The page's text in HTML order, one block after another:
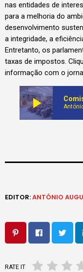
nas entidades de
para a melhoria do
desenvolvimento
a integridade, a
Entretanto, os
taxas de impostos.
informação com o
play_arrow
EDITOR:ANTÓNIO
RATE IT